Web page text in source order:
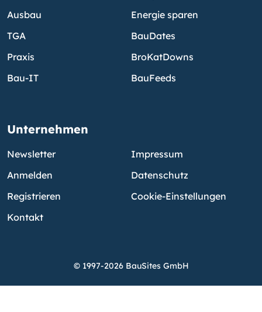
Ausbau
TGA
Praxis
Bau-IT
Energie sparen
BauDates
BroKatDowns
BauFeeds
Unternehmen
Newsletter
Anmelden
Registrieren
Kontakt
Impressum
Datenschutz
Cookie-Einstellungen
© 1997-2026 BauSites GmbH